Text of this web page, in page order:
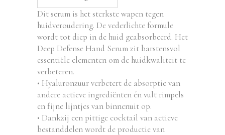
Dit serum is het sterkste wapen tegen
huidveroudering. De vederlichte formule
wordt tot diep in de huid geabsorbeerd. Het
Deep Defense Hand Serum zit barstensvol
essentiële elementen om de huidkwaliteit te
verbeteren.
• Hyaluronzuur verbetert de absorptie van
andere actieve ingrediënten én vult rimpels
en fijne lijntjes van binnenuit op.
• Dankzij een pittige cocktail van actieve
bestanddelen wordt de productie van